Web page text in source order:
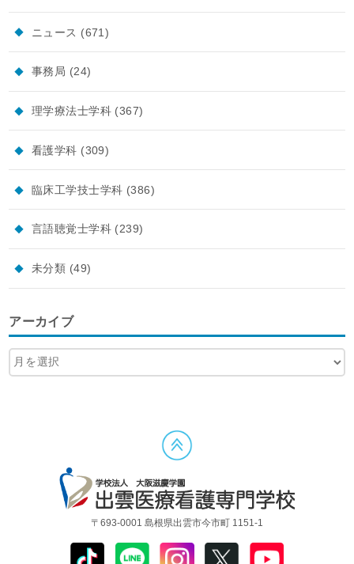
ニュース (671)
事務局 (24)
理学療法士学科 (367)
看護学科 (309)
臨床工学技士学科 (386)
言語聴覚士学科 (239)
未分類 (49)
アーカイブ
〒693-0001 島根県出雲市今市町 1151-1